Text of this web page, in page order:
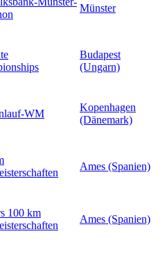
Münster
Budapest
(Ungarn)
WM
Kopenhagen
(Dänemark)
Ames (Spanien)
100 km
Ames (Spanien)